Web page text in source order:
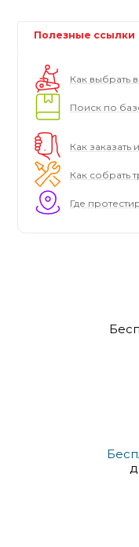
Полезные ссылки
Как выбрать
Поиск по
Как заказать
Как собрать
Где